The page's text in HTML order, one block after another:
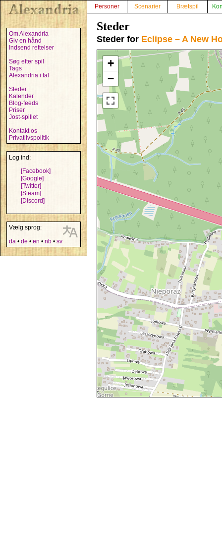
Om Alexandria
Giv en hånd
Indsend rettelser
Søg efter spil
Tags
Alexandria i tal
Steder
Kalender
Blog-feeds
Priser
Jost-spillet
Kontakt os
Privatlivspolitik
Log ind:
[Facebook]
[Google]
[Twitter]
[Steam]
[Discord]
Vælg sprog:
da • de • en • nb • sv
Personer Scenarier Brætspil
Steder
Steder for Eclipse – A New
+
−